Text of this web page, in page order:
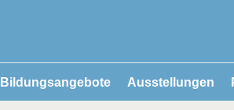
Bildungsangebote Ausstellungen